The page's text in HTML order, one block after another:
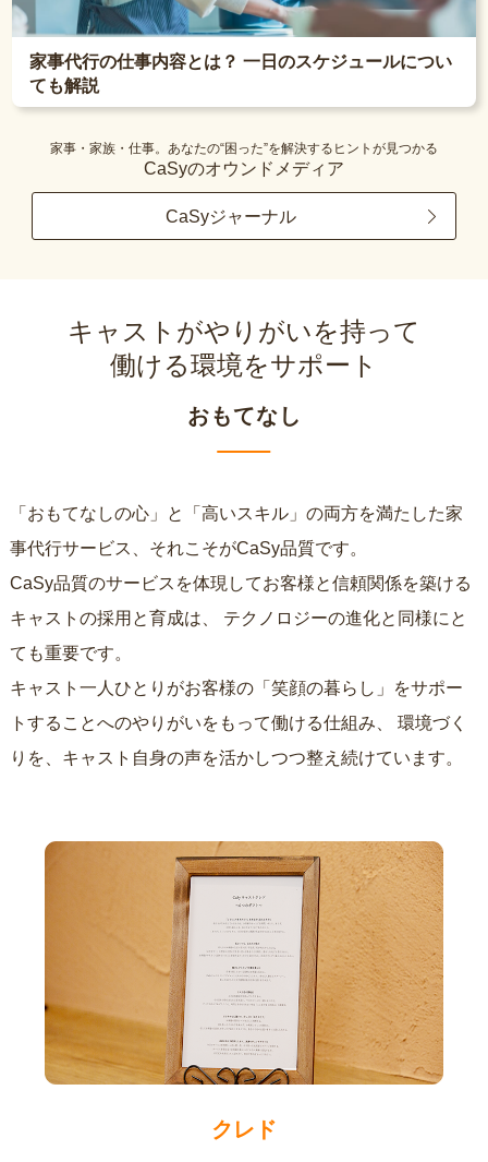
家事代行の仕事内容とは？ 一日のスケジュールについ
ても解説
家事・家族・仕事。あなたの“困った”を解決するヒントが見つかる
CaSyのオウンドメディア
CaSyジャーナル
キャストがやりがいを持って
働ける環境をサポート
おもてなし
「おもてなしの心」と「高いスキル」の両方を満たした家
事代行サービス、それこそがCaSy品質です。
CaSy品質のサービスを体現してお客様と信頼関係を築ける
キャストの採用と育成は、
ても重要です。
キャスト一人ひとりがお客様の「笑顔の暮らし」をサポー
トすることへのやりがいをもって働ける仕組み、
りを、キャスト自身の声を活かしつつ整え続けています。
クレド